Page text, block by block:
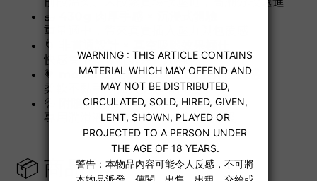
🧱
重量適中，帶來真實插入壓力與包覆感
🌀
快感集中，吸吮效果持續強化
💗
mochi 級柔軟材質 × 肌膚般彈性觸感
柔軟不黏手，插入更順滑自然
💦
附贈潤滑液 × 即開即用不等待
專用潤滑液搭配使用，快感立刻升級
📦 商品資訊：